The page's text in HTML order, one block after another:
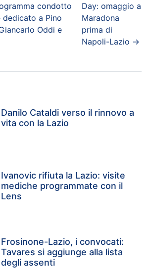
condotto
dedicato a Pino
Oddi e
Day: omaggio a
Maradona
prima di
Napoli-Lazio →
Danilo Cataldi verso il rinnovo a
vita con la Lazio
Ivanovic rifiuta la Lazio: visite
mediche programmate con il
Lens
Frosinone-Lazio, i convocati:
Tavares si aggiunge alla lista
degli assenti